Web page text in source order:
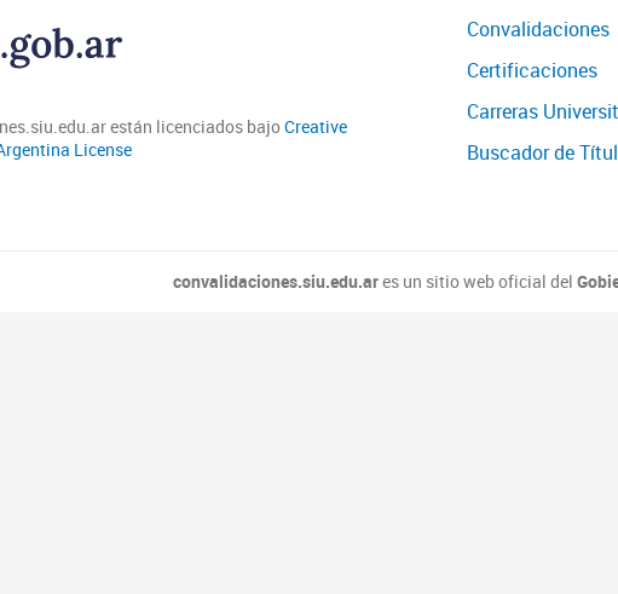
están licenciados bajoCreative
License
Convalidaciones
Certificaciones
Carreras
Buscador de
convalidaciones.siu.edu.ares un sitio web oficial del